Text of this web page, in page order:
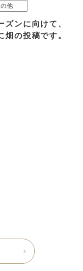
他
ズンに向けて、
畑の投稿です。